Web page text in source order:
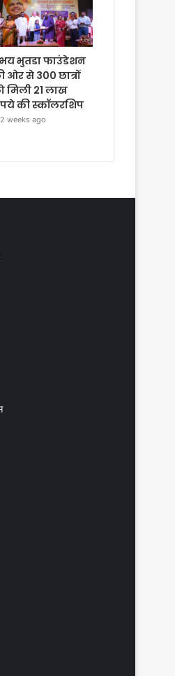
भुतडा फाउंडेशन
ओर से 300 छात्रों
मिली 21 लाख
की स्कॉलरशिप
2 weeks ago